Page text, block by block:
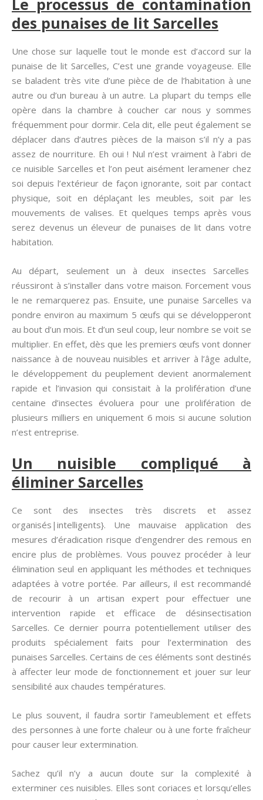
Le processus de contamination
des punaises de lit Sarcelles
Une chose sur laquelle tout le monde est d’accord sur la
punaise de lit Sarcelles, C’est une grande voyageuse. Elle
se baladent très vite d’une pièce de de l’habitation à une
autre ou d’un bureau à un autre. La plupart du temps elle
opère dans la chambre à coucher car nous y sommes
fréquemment pour dormir. Cela dit, elle peut également se
déplacer dans d’autres pièces de la maison s’il n’y a pas
assez de nourriture. Eh oui ! Nul n’est vraiment à l’abri de
ce nuisible Sarcelles et l’on peut aisément leramener chez
soi depuis l’extérieur de façon ignorante, soit par contact
physique, soit en déplaçant les meubles, soit par les
mouvements de valises. Et quelques temps après vous
serez devenus un éleveur de punaises de lit dans votre
habitation.
Au départ, seulement un à deux insectes Sarcelles
réussiront à s’installer dans votre maison. Forcement vous
le ne remarquerez pas. Ensuite, une punaise Sarcelles va
pondre environ au maximum 5 œufs qui se développeront
au bout d’un mois. Et d’un seul coup, leur nombre se voit se
multiplier. En effet, dès que les premiers œufs vont donner
naissance à de nouveau nuisibles et arriver à l’âge adulte,
le développement du peuplement devient anormalement
rapide et l’invasion qui consistait à la prolifération d’une
centaine d’insectes évoluera pour une prolifération de
plusieurs milliers en uniquement 6 mois si aucune solution
n’est entreprise.
Un nuisible compliqué à
éliminer Sarcelles
Ce sont des insectes très discrets et assez
organisés|intelligents}. Une mauvaise application des
mesures d’éradication risque d’engendrer des remous en
encire plus de problèmes. Vous pouvez procéder à leur
élimination seul en appliquant les méthodes et techniques
adaptées à votre portée. Par ailleurs, il est recommandé
de recourir à un artisan expert pour effectuer une
intervention rapide et efficace de désinsectisation
Sarcelles. Ce dernier pourra potentiellement utiliser des
produits spécialement faits pour l’extermination des
punaises Sarcelles. Certains de ces éléments sont destinés
à affecter leur mode de fonctionnement et jouer sur leur
sensibilité aux chaudes températures.
Le plus souvent, il faudra sortir l’ameublement et effets
des personnes à une forte chaleur ou à une forte fraîcheur
pour causer leur extermination.
Sachez qu’il n’y a aucun doute sur la complexité à
exterminer ces nuisibles. Elles sont coriaces et lorsqu’elles